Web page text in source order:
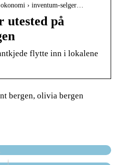
› inventum-selger…
utested på
flytte inn i lokalene
bergen, olivia bergen